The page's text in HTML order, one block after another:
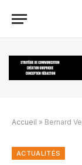
Accueil » Bernard
ACTUALITÉS